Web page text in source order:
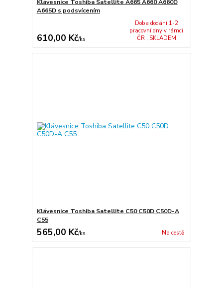
Klávesnice Toshiba Satellite A665 A660 A660D
A665D s podsvícením
610,00 Kč/ks
Doba dodání 1-2
pracovní dny v rámci
ČR , SKLADEM
Klávesnice Toshiba Satellite C50 C50D C50D-A
C55
565,00 Kč/ks Na cestě